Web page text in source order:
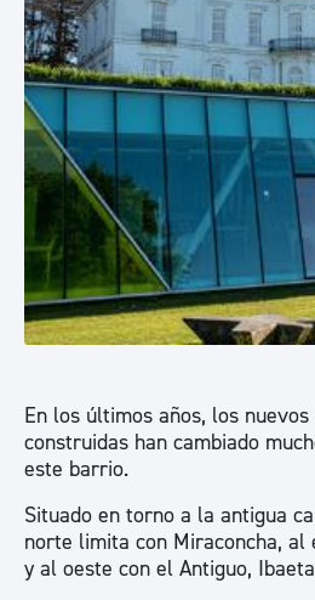
En los últimos años, los
construidas han cambiado
este barrio.
Situado en torno a la antigua
norte limita con Miraconcha, al
y al oeste con el Antiguo,